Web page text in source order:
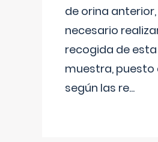
de orina
necesario
recogida de esta
muestra, puesto
según las re...